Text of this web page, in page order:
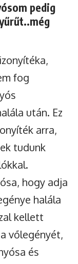
pedig
fog
után. Ez
arra,
tudunk
hogy adja
halála
kellett
vőlegényét,
és